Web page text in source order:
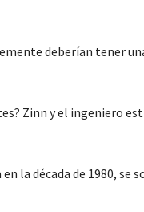
deberían tener
Zinn y el ingeniero
la década de 1980, se